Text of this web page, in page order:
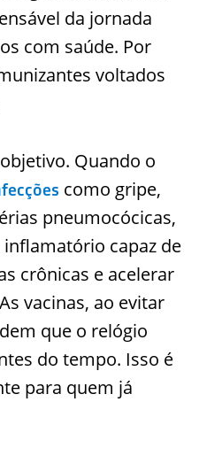
da jornada
com saúde. Por
voltados
Quando o
como gripe,
pneumocócicas,
capaz de
crônicas e acelerar
vacinas, ao evitar
que o relógio
do tempo. Isso é
para quem já